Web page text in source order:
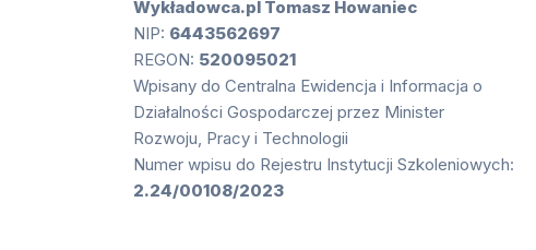
Wykładowca.pl Tomasz Howaniec
NIP: 6443562697
REGON: 520095021
Wpisany do Centralna Ewidencja i Informacja o
Działalności Gospodarczej przez Minister
Rozwoju, Pracy i Technologii
Numer wpisu do Rejestru Instytucji Szkoleniowych:
2.24/00108/2023